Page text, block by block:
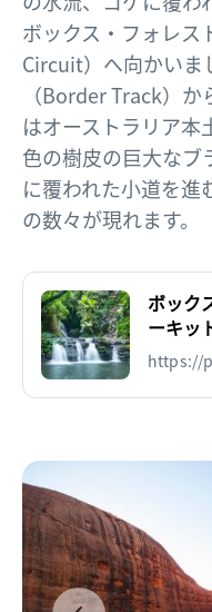
ボックス・フォレ
Circuit）へ向かいま
（Border Track）
はオーストラリア本
色の樹皮の巨大なブ
に覆われた小道を進
の数々が現れます。
ボック
ーキッ